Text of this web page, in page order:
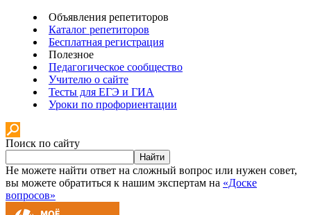
Объявления репетиторов
Каталог репетиторов
Бесплатная регистрация
Полезное
Педагогическое сообщество
Учителю о сайте
Тесты для ЕГЭ и ГИА
Уроки по профориентации
Поиск по сайту
Найти
Не можете найти ответ на сложный вопрос или нужен совет,
вы можете обратиться к нашим экспертам на «Доске
вопросов»